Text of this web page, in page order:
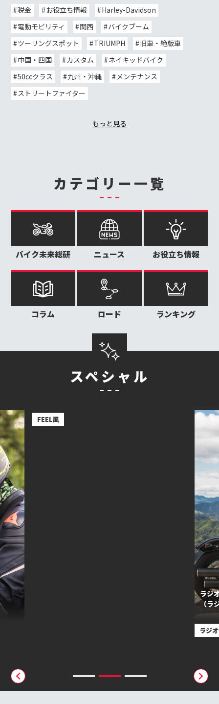
税金
お役立ち情報
Harley-Davidson
電動モビリティ
関西
バイクブーム
ツーリングスポット
TRIUMPH
旧車・絶版車
中国・四国
カスタム
ネイキッドバイク
50ccクラス
九州・沖縄
メンテナンス
ストリートファイター
もっと見る
カテゴリー一覧
バイク未来総研 ニュース お役立ち情報
コラム ロード ランキング
スペシャル